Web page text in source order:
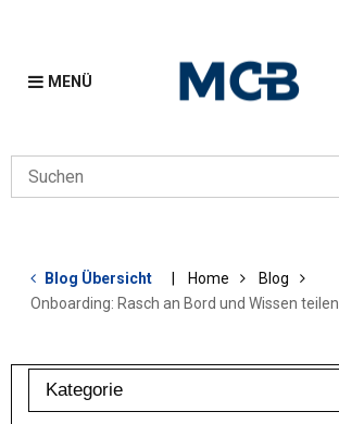
MENÜ
Blog Übersicht Home
Blog
Onboarding: Rasch an Bord und Wissen teilen
Kategorie